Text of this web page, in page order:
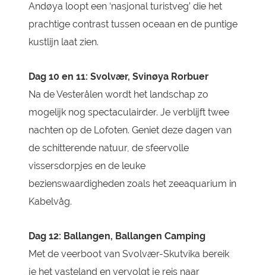
Andøya loopt een ‘nasjonal turistveg’ die het
prachtige contrast tussen oceaan en de puntige
kustlijn laat zien.
Dag 10 en 11: Svolvær, Svinøya Rorbuer
Na de Vesterålen wordt het landschap zo
mogelijk nog spectaculairder. Je verblijft twee
nachten op de Lofoten. Geniet deze dagen van
de schitterende natuur, de sfeervolle
vissersdorpjes en de leuke
bezienswaardigheden zoals het zeeaquarium in
Kabelvåg.
Dag 12: Ballangen, Ballangen Camping
Met de veerboot van Svolvær-Skutvika bereik
je het vasteland en vervolgt je reis naar